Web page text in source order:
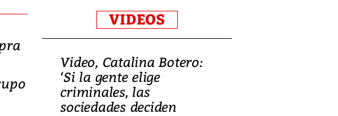
VIDEOS
Video, Catalina Botero:
‘Si la gente elige
criminales, las
sociedades deciden